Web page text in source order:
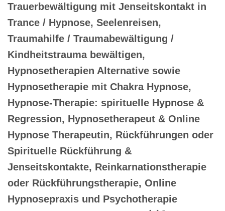
Trauerbewältigung mit Jenseitskontakt in
Trance / Hypnose, Seelenreisen,
Traumahilfe / Traumabewältigung /
Kindheitstrauma bewältigen,
Hypnosetherapien Alternative sowie
Hypnosetherapie mit Chakra Hypnose,
Hypnose-Therapie: spirituelle Hypnose &
Regression, Hypnosetherapeut & Online
Hypnose Therapeutin, Rückführungen oder
Spirituelle Rückführung &
Jenseitskontakte, Reinkarnationstherapie
oder Rückführungstherapie, Online
Hypnosepraxis und Psychotherapie